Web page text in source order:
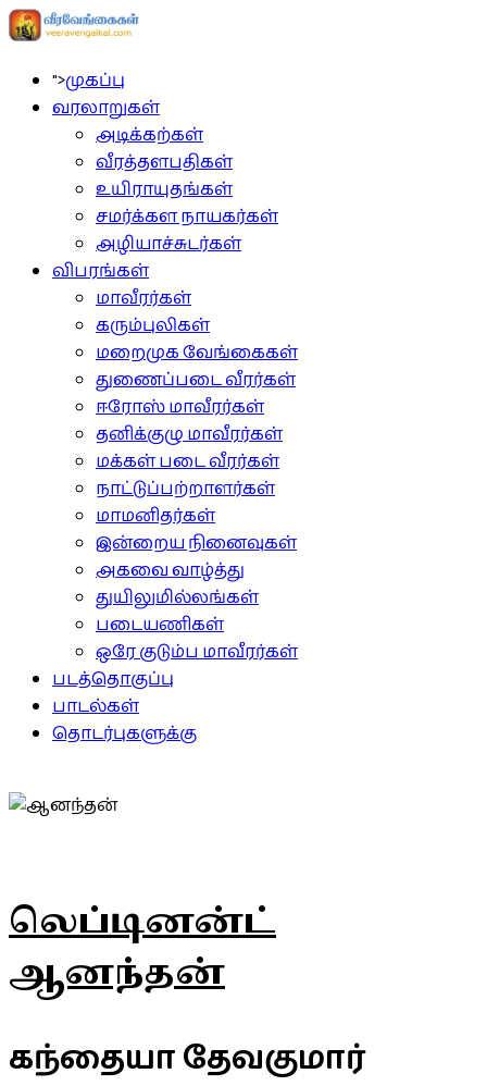
">முகப்பு
வரலாறுகள்
அடிக்கற்கள்
வீரத்தளபதிகள்
உயிராயுதங்கள்
சமர்க்கள நாயகர்கள்
அழியாச்சுடர்கள்
விபரங்கள்
மாவீரர்கள்
கரும்புலிகள்
மறைமுக வேங்கைகள்
துணைப்படை வீரர்கள்
ஈரோஸ் மாவீரர்கள்
தனிக்குழு மாவீரர்கள்
மக்கள் படை வீரர்கள்
நாட்டுப்பற்றாளர்கள்
மாமனிதர்கள்
இன்றைய நினைவுகள்
அகவை வாழ்த்து
துயிலுமில்லங்கள்
படையணிகள்
ஒரே குடும்ப மாவீரர்கள்
படத்தொகுப்பு
பாடல்கள்
தொடர்புகளுக்கு
லெப்டினன்ட்
ஆனந்தன்
கந்தையா தேவகுமார்